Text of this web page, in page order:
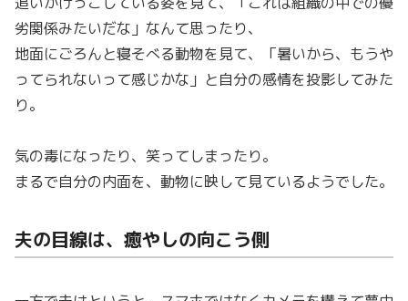
劣関係みたいだな」なんて思ったり、
地面にごろんと寝そべる動物を見て、「暑いから、もうや
ってられないって感じかな」と自分の感情を投影してみた
り。
気の毒になったり、笑ってしまったり。
まるで自分の内面を、動物に映して見ているようでした。
夫の目線は、癒やしの向こう側